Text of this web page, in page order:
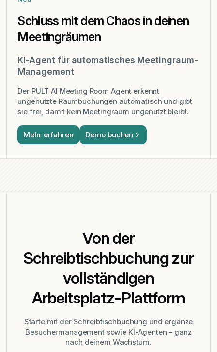
Schluss mit dem Chaos in deinen
Meetingräumen
KI-Agent für automatisches Meetingraum-
Management
Der PULT AI Meeting Room Agent erkennt
ungenutzte Raumbuchungen automatisch und gibt
sie frei, damit kein Meetingraum ungenutzt bleibt.
Mehr erfahren Demo buchen
Von der
Schreibtischbuchung zur
vollständigen
Arbeitsplatz-Plattform
Starte mit der Schreibtischbuchung und ergänze
Besuchermanagement sowie KI-Agenten – ganz
nach deinem Wachstum.